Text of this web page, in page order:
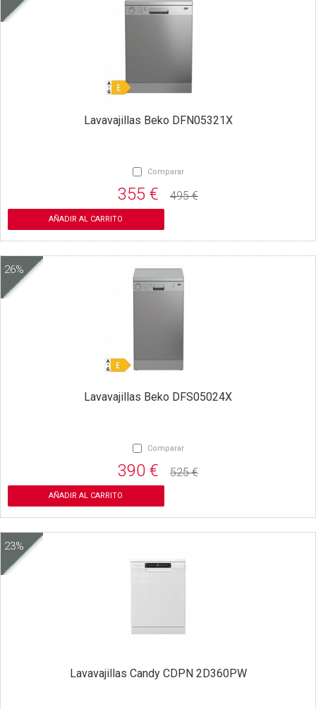
Lavavajillas Beko DFN05321X
Comparar
355 € 495 €
AÑADIR AL CARRITO
26%
Lavavajillas Beko DFS05024X
Comparar
390 € 525 €
AÑADIR AL CARRITO
23%
Lavavajillas Candy CDPN 2D360PW